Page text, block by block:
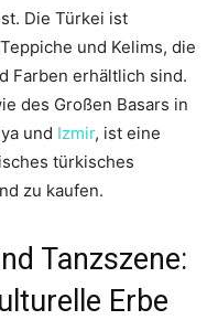
Die Türkei ist
und Kelims, die
Farben erhältlich sind.
des Großen Basars in
und Izmir, ist eine
türkisches
zu kaufen.
Tanzszene:
Erbe